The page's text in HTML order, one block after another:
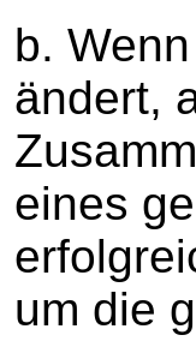
b.
ändert,
eines
um die